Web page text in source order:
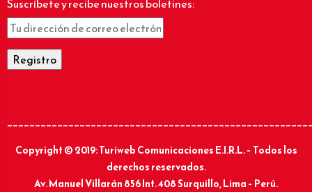
Suscríbete y recibe nuestros boletines:
Copyright © 2019: Turiweb Comunicaciones E.I.R.L. – Todos los
derechos reservados.
Av. Manuel Villarán 856 Int. 408 Surquillo, Lima – Perú.